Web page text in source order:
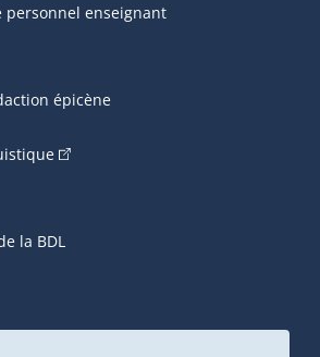
personnel enseignant
épicène
(Cet hyperlien externe s'ouvrira
la BDL